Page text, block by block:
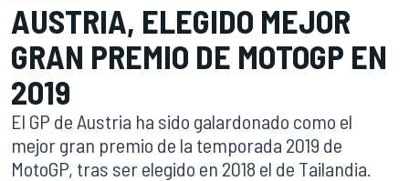
AUSTRIA, ELEGIDO MEJOR
GRAN PREMIO DE MOTOGP EN
2019
El GP de Austria ha sido galardonado como el
mejor gran premio de la temporada 2019 de
MotoGP, tras ser elegido en 2018 el de Tailandia.